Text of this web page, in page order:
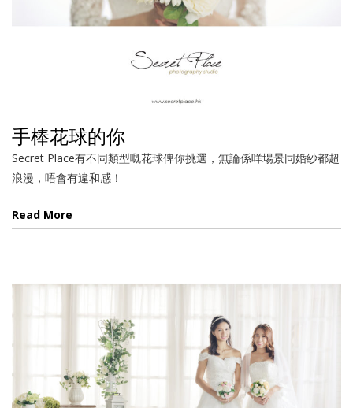
手棒花球的你
Secret Place有不同類型嘅花球俾你挑選，無論係咩場景同婚紗都超
浪漫，唔會有違和感！
Read More